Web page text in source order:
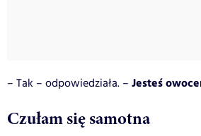
– Tak – odpowiedziała. – Jesteś
Czułam się samotna